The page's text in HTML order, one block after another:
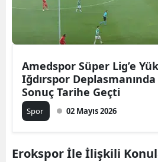
Amedspor Süper Lig’e
Iğdırspor Deplasmanında
Sonuç Tarihe Geçti
Spor 02 Mayıs 2026
Erokspor İle İlişkili